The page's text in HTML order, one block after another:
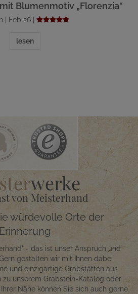
Blumenmotiv „Florenzia“
| Feb 26 |
lesen
werke
von Meisterhand
würdevolle Orte der
Erinnerung
- das ist unser Anspruch und
gestalten wir mit Ihnen dabei
und einzigartige Grabstätten aus
zu unserem Grabstein-Katalog oder
Nähe können Sie sich auch gerne